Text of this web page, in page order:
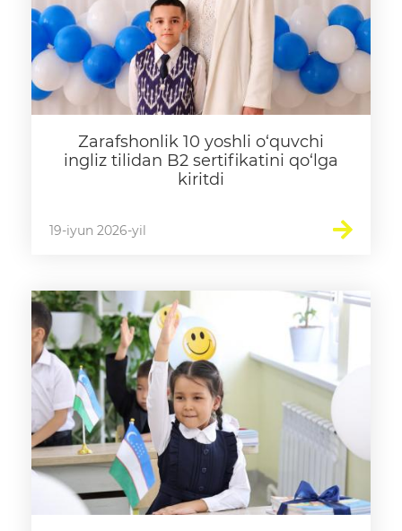
Zarafshonlik 10 yoshli o‘quvchi
ingliz tilidan B2 sertifikatini qo‘lga
kiritdi
19-iyun 2026-yil